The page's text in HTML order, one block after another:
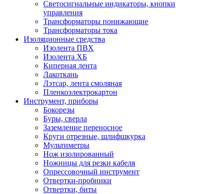
Светосигнальные индикаторы, кнопки
управления
Трансформаторы понижающие
Трансформаторы тока
Изоляционные средства
Изолента ПВХ
Изолента ХБ
Киперная лента
Лакоткань
Лэтсар, лента смоляная
Пленкоэлектрокартон
Инструмент, приборы
Бокорезы
Буры, сверла
Заземление переносное
Круги отрезные, шлифшкурка
Мультиметры
Нож изолированный
Ножницы для резки кабеля
Опрессовочный инструмент
Отвертки-пробники
Отвертки, биты